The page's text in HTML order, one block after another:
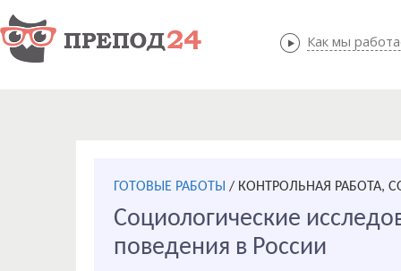
Как мы
Как мы
ГОТОВЫЕ РАБОТЫ / КОНТРОЛЬНАЯ РАБОТА,
Социологические
поведения в России